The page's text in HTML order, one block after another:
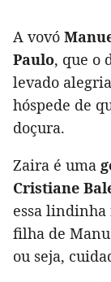
A vovó
Paulo, que o
levado
hóspede de
doçura.
Zaira é uma
Cristiane
essa lindinha
filha de
ou seja,